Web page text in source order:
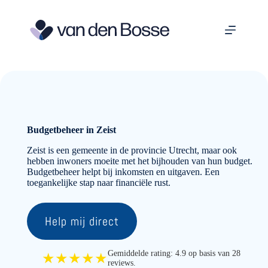
Budgetbeheer in Zeist
Zeist is een gemeente in de provincie Utrecht, maar ook
hebben inwoners moeite met het bijhouden van hun budget.
Budgetbeheer helpt bij inkomsten en uitgaven. Een
toegankelijke stap naar financiële rust.
Help mij direct
★★★★★Gemiddelde rating: 4.9 op basis van 28
reviews.